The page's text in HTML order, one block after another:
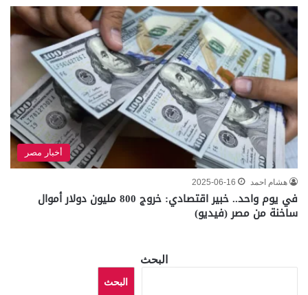
أخبار مصر
هشام احمد 2025-06-16
في يوم واحد.. خبير اقتصادي: خروج 800 مليون دولار أموال
ساخنة من مصر (فيديو)
البحث
البحث